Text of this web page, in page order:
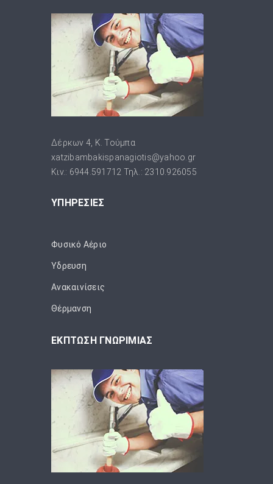
Δέρκων 4, Κ. Τούμπα
xatzibambakispanagiotis@yahoo.gr
Κιν.: 6944.591712 Τηλ.: 2310.926055
ΥΠΗΡΕΣΙΕΣ
Φυσικό Αέριο
Ύδρευση
Ανακαινίσεις
Θέρμανση
ΕΚΠΤΩΣΗ ΓΝΩΡΙΜΙΑΣ